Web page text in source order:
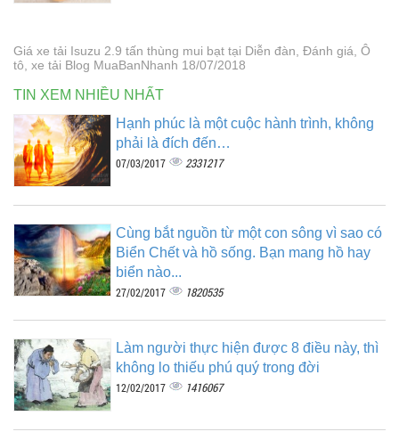
Giá xe tải Isuzu 2.9 tấn thùng mui bạt tại Diễn đàn, Đánh giá, Ô
tô, xe tải Blog MuaBanNhanh 18/07/2018
TIN XEM NHIỀU NHẤT
Hạnh phúc là một cuộc hành trình, không
phải là đích đến…
07/03/2017 2331217
Cùng bắt nguồn từ một con sông vì sao có
Biển Chết và hồ sống. Bạn mang hồ hay
biển nào...
27/02/2017 1820535
Làm người thực hiện được 8 điều này, thì
không lo thiếu phú quý trong đời
12/02/2017 1416067